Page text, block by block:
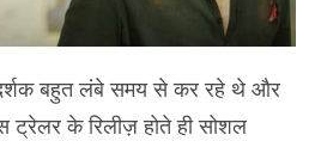
बहुत लंबे समय से कर रहे थे और
ट्रेलर के रिलीज़ होते ही सोशल